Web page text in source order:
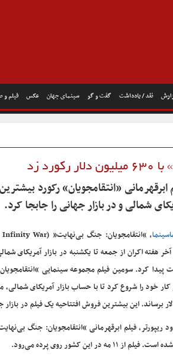
نقد / یادداشت گفت و گو سینمای جهان عکس فیلم و
زد
«انتقامجویان» رکورد
شمالی و در بازار جهانی را جابجا کرد.
پیدا کرد. سومین فیلم مجموعه سینمایی
کار خود را شروع کرد تا با حساب بازار آمریکای
ریپورتر، فیلم ابرقهرمانی “انتقامجویان: جنگ
کشور روی پرده می‌رود.